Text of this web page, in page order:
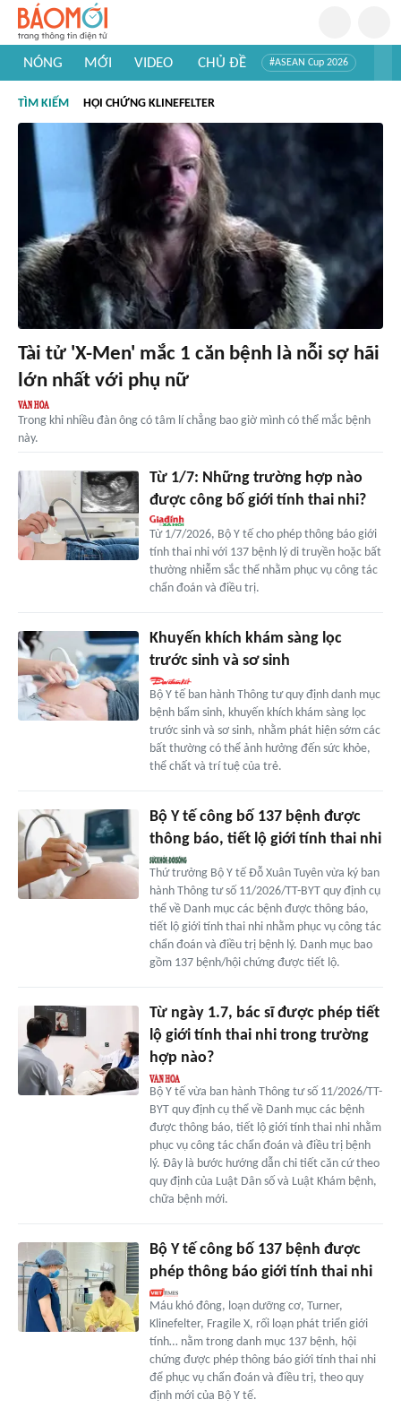
NÓNG MỚI VIDEO CHỦ ĐỀ #ASEAN Cup 2026
#Khám phá thế giới
TÌM KIẾM HỘI CHỨNG KLINEFELTER
Tài tử 'X-Men' mắc 1 căn bệnh là nỗi sợ hãi
lớn nhất với phụ nữ
Trong khi nhiều đàn ông có tâm lí chẳng bao giờ mình có thể mắc bệnh
này.
Từ 1/7: Những trường hợp nào
được công bố giới tính thai nhi?
Từ 1/7/2026, Bộ Y tế cho phép thông báo giới
tính thai nhi với 137 bệnh lý di truyền hoặc bất
thường nhiễm sắc thể nhằm phục vụ công tác
chẩn đoán và điều trị.
Khuyến khích khám sàng lọc
trước sinh và sơ sinh
Bộ Y tế ban hành Thông tư quy định danh mục
bệnh bẩm sinh, khuyến khích khám sàng lọc
trước sinh và sơ sinh, nhằm phát hiện sớm các
bất thường có thể ảnh hưởng đến sức khỏe,
thể chất và trí tuệ của trẻ.
Bộ Y tế công bố 137 bệnh được
thông báo, tiết lộ giới tính thai nhi
Thứ trưởng Bộ Y tế Đỗ Xuân Tuyên vừa ký ban
hành Thông tư số 11/2026/TT-BYT quy định cụ
thể về Danh mục các bệnh được thông báo,
tiết lộ giới tính thai nhi nhằm phục vụ công tác
chẩn đoán và điều trị bệnh lý. Danh mục bao
gồm 137 bệnh/hội chứng được tiết lộ.
Từ ngày 1.7, bác sĩ được phép tiết
lộ giới tính thai nhi trong trường
hợp nào?
Bộ Y tế vừa ban hành Thông tư số 11/2026/TT-
BYT quy định cụ thể về Danh mục các bệnh
được thông báo, tiết lộ giới tính thai nhi nhằm
phục vụ công tác chẩn đoán và điều trị bệnh
lý. Đây là bước hướng dẫn chi tiết căn cứ theo
quy định của Luật Dân số và Luật Khám bệnh,
chữa bệnh mới.
Bộ Y tế công bố 137 bệnh được
phép thông báo giới tính thai nhi
Máu khó đông, loạn dưỡng cơ, Turner,
Klinefelter, Fragile X, rối loạn phát triển giới
tính… nằm trong danh mục 137 bệnh, hội
chứng được phép thông báo giới tính thai nhi
để phục vụ chẩn đoán và điều trị, theo quy
định mới của Bộ Y tế.